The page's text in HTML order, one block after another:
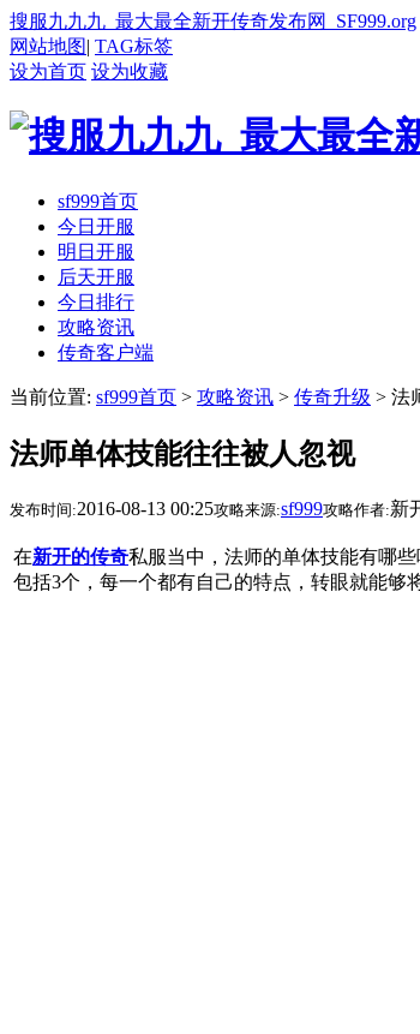
搜服九九九_最大最全新开传奇发布网_SF999.org
网站地图| TAG标签
设为首页 设为收藏
sf999首页
今日开服
明日开服
后天开服
今日排行
攻略资讯
传奇客户端
当前位置: sf999首页 > 攻略资讯 > 传奇升级 > 法
法师单体技能往往被人忽视
发布时间:2016-08-13 00:25攻略来源:sf999攻略作者:新
在新开的传奇私服当中，法师的单体技能有哪
包括3个，每一个都有自己的特点，转眼就能够